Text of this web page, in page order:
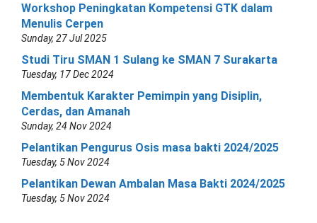
Workshop Peningkatan Kompetensi GTK dalam
Menulis Cerpen
Sunday, 27 Jul 2025
Studi Tiru SMAN 1 Sulang ke SMAN 7 Surakarta
Tuesday, 17 Dec 2024
Membentuk Karakter Pemimpin yang Disiplin,
Cerdas, dan Amanah
Sunday, 24 Nov 2024
Pelantikan Pengurus Osis masa bakti 2024/2025
Tuesday, 5 Nov 2024
Pelantikan Dewan Ambalan Masa Bakti 2024/2025
Tuesday, 5 Nov 2024